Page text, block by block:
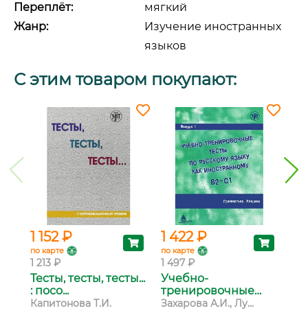
Переплёт:
мягкий
Жанр:
Изучение иностранных
языков
С этим товаром покупают:
1 152 ₽
по карте
1 213 ₽
Тесты, тесты, тесты...
: посо...
Капитонова Т.И.
1 422 ₽
по карте
1 497 ₽
Учебно-
тренировочные
тесты по...
Захарова А.И., Лу...